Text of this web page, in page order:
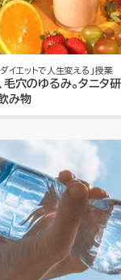
イエットで人生変える」授業
、毛穴のゆるみ。タニ
み物